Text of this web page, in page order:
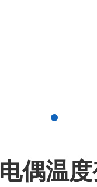
偶温